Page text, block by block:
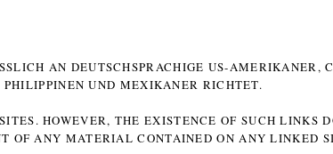
AN DEUTSCHSPRACHIGE US-AMERIKANER,
HILIPPINEN UND MEXIKANER RICHTET.
HOWEVER, THE EXISTENCE OF SUCH LINKS
OF ANY MATERIAL CONTAINED ON ANY LINKED